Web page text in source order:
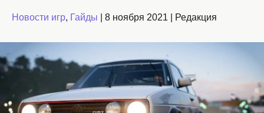
Новости игр, Гайды 8 ноября 2021 Редакция